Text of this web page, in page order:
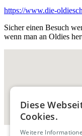
https://www.die-
Sicher einen Besuch
wenn man an Oldies
Diese
Cookies.
Weitere